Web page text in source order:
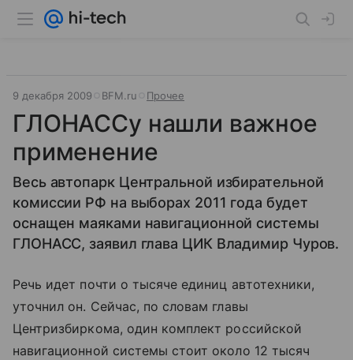
9 декабря 2009 BFM.ru Прочее
ГЛОНАССу нашли важное
применение
Весь автопарк Центральной избирательной
комиссии РФ на выборах 2011 года будет
оснащен маяками навигационной системы
ГЛОНАСС, заявил глава ЦИК Владимир Чуров.
Речь идет почти о тысяче единиц автотехники,
уточнил он. Сейчас, по словам главы
Центризбиркома, один комплект российской
навигационной системы стоит около 12 тысяч